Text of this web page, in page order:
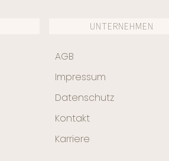
UNTERNEHMEN
AGB
Impressum
Datenschutz
Kontakt
Karriere